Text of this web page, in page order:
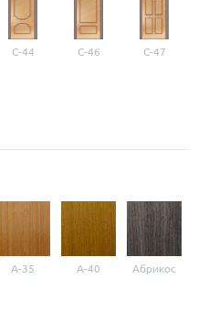
С-44 С-46 С-47
A-35 A-40 Абрикос